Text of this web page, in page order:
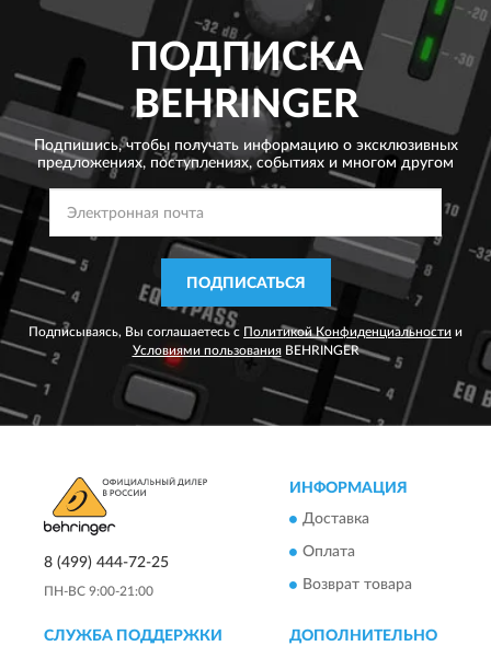
ПОДПИСКА
BEHRINGER
Подпишись, чтобы получать информацию о эксклюзивных
предложениях, поступлениях, событиях и многом другом
ПОДПИСАТЬСЯ
Подписываясь, Вы соглашаетесь с Политикой Конфиденциальности и
Условиями пользованияBEHRINGER
8 (499) 444-72-25
ПН-ВС 9:00-21:00
ИНФОРМАЦИЯ
Доставка
Оплата
Возврат товара
СЛУЖБА ПОДДЕРЖКИ ДОПОЛНИТЕЛЬНО